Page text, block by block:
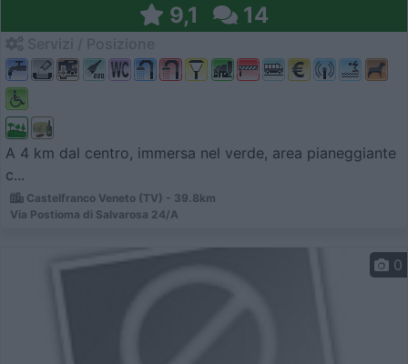
9,1 14
A 4 km dal centro, immersa nel verde, area pianeggiante
c...
Castelfranco Veneto (TV) - 39.8km
Via Postioma di Salvarosa 24/A
0